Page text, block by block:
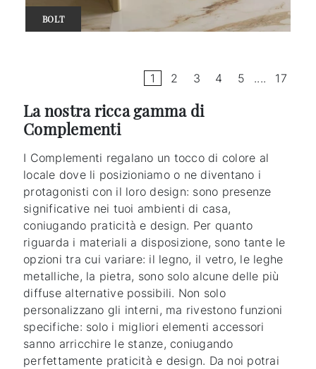
BOLT
1 2 3 4 5 .... 17
La nostra ricca gamma di
Complementi
I Complementi regalano un tocco di colore al
locale dove li posizioniamo o ne diventano i
protagonisti con il loro design: sono presenze
significative nei tuoi ambienti di casa,
coniugando praticità e design. Per quanto
riguarda i materiali a disposizione, sono tante le
opzioni tra cui variare: il legno, il vetro, le leghe
metalliche, la pietra, sono solo alcune delle più
diffuse alternative possibili. Non solo
personalizzano gli interni, ma rivestono funzioni
specifiche: solo i migliori elementi accessori
sanno arricchire le stanze, coniugando
perfettamente praticità e design. Da noi potrai